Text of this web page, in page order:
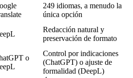
249 idiomas, a menudo la
única opción
Redacción natural y
preservación de formato
o
Control por indicaciones
(ChatGPT) o ajuste de
formalidad (DeepL)